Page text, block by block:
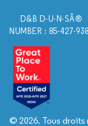
D&B D-U-N-SÂ®
NUMBER : 85-427-
© 2026. Tous droits